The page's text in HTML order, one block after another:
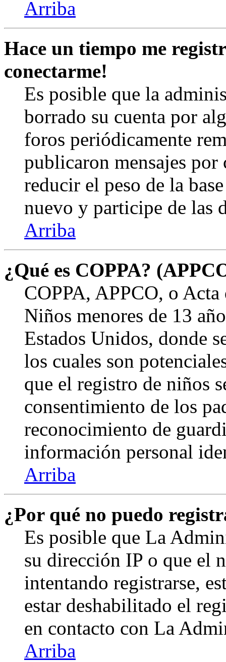
Arriba
Hace un tiempo me
conectarme!
Es posible que la
borrado su cuenta por
foros periódicamente
publicaron mensajes
reducir el peso de la
nuevo y participe de las
Arriba
¿Qué es COPPA?
COPPA, APPCO, o
Niños menores de 13
Estados Unidos, donde
los cuales son
que el registro de niños
consentimiento de los
reconocimiento de
información personal
Arriba
¿Por qué no puedo
Es posible que La
su dirección IP o que el
intentando registrarse,
estar deshabilitado el
en contacto con La
Arriba